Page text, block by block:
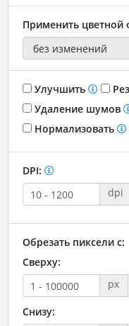
Применить цветной
Улучшить
Удаление шумов
Нормализовать
DPI:
dpi
Обрезать пиксели с:
Сверху:
px
Снизу: